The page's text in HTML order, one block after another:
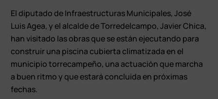
El diputado de Infraestructuras Municipales, José
Luis Agea, y el alcalde de Torredelcampo, Javier Chica,
han visitado las obras que se están ejecutando para
construir una piscina cubierta climatizada en el
municipio torrecampeño, una actuación que marcha
a buen ritmo y que estará concluida en próximas
fechas.